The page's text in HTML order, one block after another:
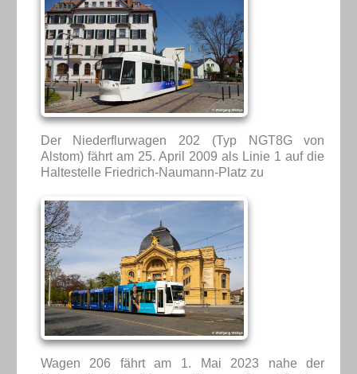
Der Niederflurwagen 202 (Typ NGT8G von
Alstom) fährt am 25. April 2009 als Linie 1 auf die
Haltestelle Friedrich-Naumann-Platz zu
Wagen 206 fährt am 1. Mai 2023 nahe der